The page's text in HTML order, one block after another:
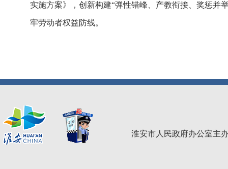
实施方案》，创新构建“弹性错峰、产教衔接、奖惩并
牢劳动者权益防线。
淮安市人民政府办公室主